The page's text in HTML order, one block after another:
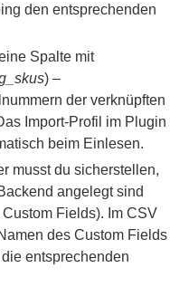
den entsprechenden
Spalte mit
) –
der verknüpften
Import-Profil im Plugin
beim Einlesen.
musst du sicherstellen,
angelegt sind
Fields). Im CSV
des Custom Fields
entsprechenden